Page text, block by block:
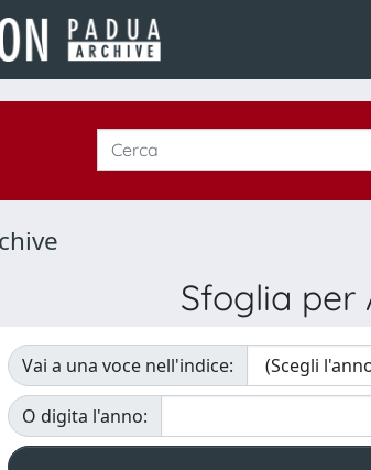
Sfoglia per
Vai a una voce nell'indice:
O digita l'anno: